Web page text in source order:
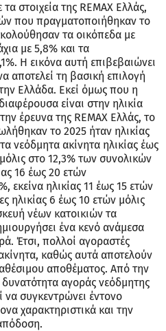
στοιχεία της REMAX Ελλάς,
που πραγματοποιήθηκαν το
τα οικόπεδα με
με 5,8% και τα
Η εικόνα αυτή επιβεβαιώνει
αποτελεί τη βασική επιλογή
Ελλάδα. Εκεί όμως που η
είναι στην ηλικία
έρευνα της REMAX Ελλάς, το
το 2025 ήταν ηλικίας
νεόδμητα ακίνητα ηλικίας έως
στο 12,3% των συνολικών
16 έως 20 ετών
εκείνα ηλικίας 11 έως 15 ετών
ηλικίας 6 έως 10 ετών μόλις
νέων κατοικιών τα
ένα κενό ανάμεσα
Έτσι, πολλοί αγοραστές
καθώς αυτά αποτελούν
αποθέματος. Από την
αγοράς νεόδμητης
να συγκεντρώνει έντονο
χαρακτηριστικά και την